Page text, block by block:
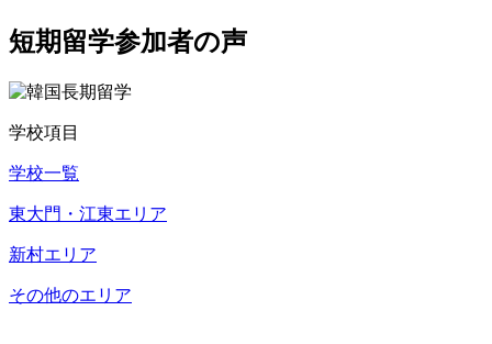
短期留学参加者の声
学校項目
学校一覧
東大門・江東エリア
新村エリア
その他のエリア